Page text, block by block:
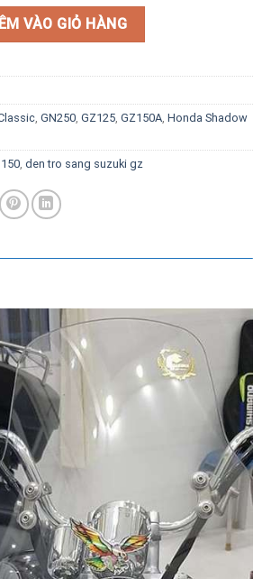
1led số lượng
VÀO GIỎ HÀNG
, GN250, GZ125, GZ150A, Honda Shadow
, den tro sang suzuki gz